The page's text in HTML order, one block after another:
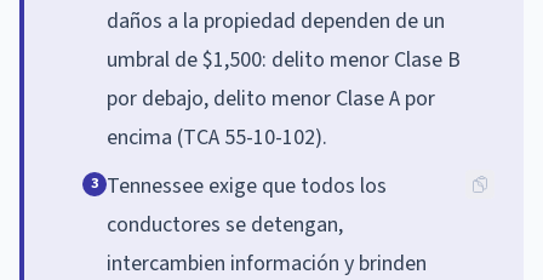
daños a la propiedad dependen de un
umbral de $1,500: delito menor Clase B
por debajo, delito menor Clase A por
encima (TCA 55-10-102).
3 Tennessee exige que todos los
conductores se detengan,
intercambien información y brinden